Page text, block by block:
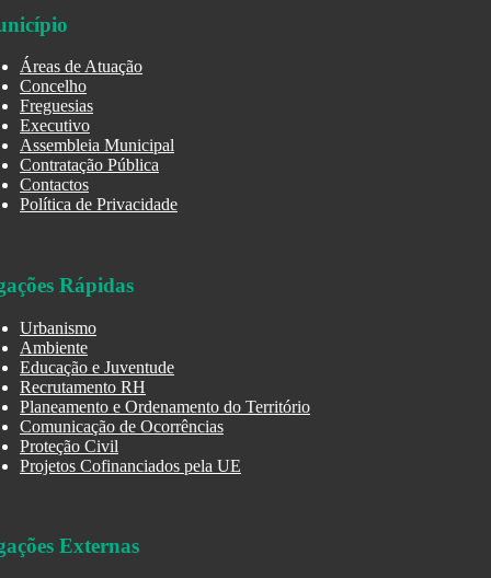
Áreas de Atuação
Concelho
Freguesias
Executivo
Assembleia Municipal
Contratação Pública
Contactos
Política de Privacidade
Rápidas
Urbanismo
Ambiente
Educação e Juventude
Recrutamento RH
Planeamento e Ordenamento do Território
Comunicação de Ocorrências
Proteção Civil
Projetos Cofinanciados pela UE
Externas